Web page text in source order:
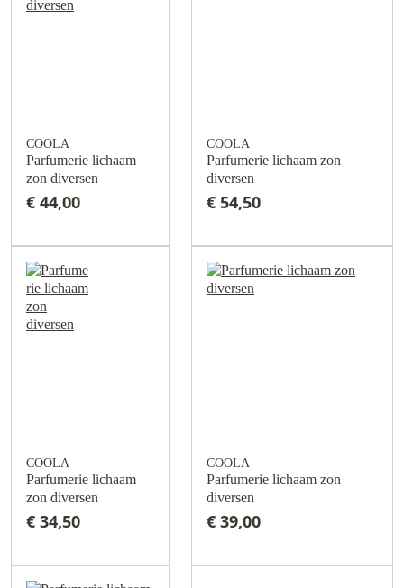
COOLA
Parfumerie lichaam
zon diversen
€ 44,00
COOLA
Parfumerie lichaam zon
diversen
€ 54,50
COOLA
Parfumerie lichaam
zon diversen
€ 34,50
COOLA
Parfumerie lichaam zon
diversen
€ 39,00